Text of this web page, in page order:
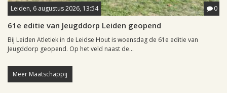
Leiden, 6 augustus 2026, 13:54 0
61e editie van Jeugddorp Leiden geopend
Bij Leiden Atletiek in de Leidse Hout is woensdag de 61e editie van
Jeugddorp geopend. Op het veld naast de...
Meer Maatschappij